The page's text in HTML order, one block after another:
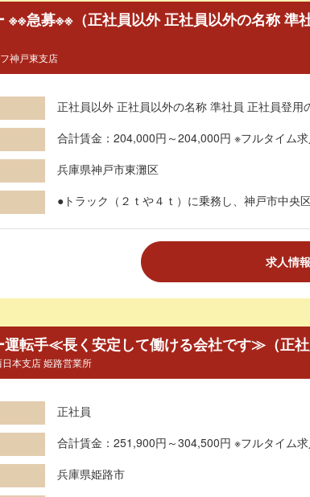
※※急募※※（正社員以外 正社員以外の名称 準
神戸東支店
正社員以外 正社員以外の名称 準社員 正社員登
合計賃金：204,000円～204,000円 ※フルタイム
兵庫県神戸市東灘区
●トラック（２ｔや４ｔ）に乗務し、神戸市中央
求人情
運転手≪長く安定して働ける会社です≫（正社
本支店 姫路営業所
正社員
合計賃金：251,900円～304,500円 ※フルタイム
兵庫県姫路市